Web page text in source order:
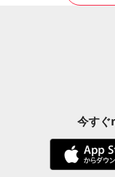
今すぐ